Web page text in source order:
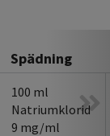
Spädning
100 ml
Natriumklorid
9 mg/ml